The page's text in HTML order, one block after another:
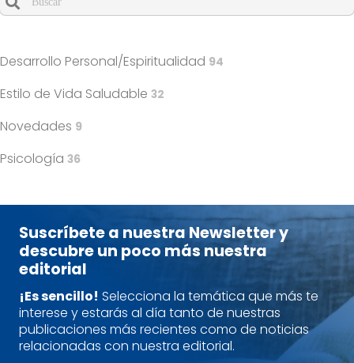
Desarrollo Personal/Espiritualidad 94
Estilo de Vida Saludable 32
Novedades 9
Psicología 36
Suscríbete a nuestra Newsletter y
descubre un poco más nuestra
editorial
¡Es sencillo! Selecciona la temática que más te
interese y estarás al día tanto de nuestras
publicaciones más recientes como de noticias
relacionadas con nuestra editorial.